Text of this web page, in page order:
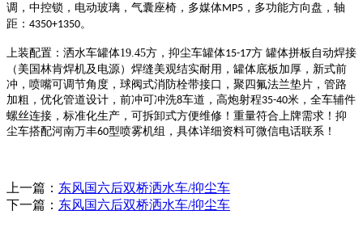
调，中控锁，电动玻璃，气囊座椅，多媒体MP5 ，多功能方向盘，轴
距： 4350+1350。
上装配置：洒水车罐体19.45方，抑尘车罐体15-17方 罐体拼板自动焊接
（美国林肯焊机及电源）焊缝美观结实耐用，罐体底板加厚，新式前
冲，喷嘴可调节角度，球阀式消防栓带接口，聚四氟法兰垫片，管路
加粗，优化管道设计，前冲可冲洗8车道，高炮射程35-40米，全车辅件
螺丝连接，标准化生产，可拆卸式方便维修！重量符合上牌需求！抑
尘车搭配河南万丰60型喷雾机组，具体详细资料可微信电话联系！
上一篇： 东风国六后双桥洒水车/抑尘车
下一篇： 东风国六后双桥洒水车/抑尘车